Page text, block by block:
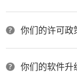
你们的许可政
你们的软件升